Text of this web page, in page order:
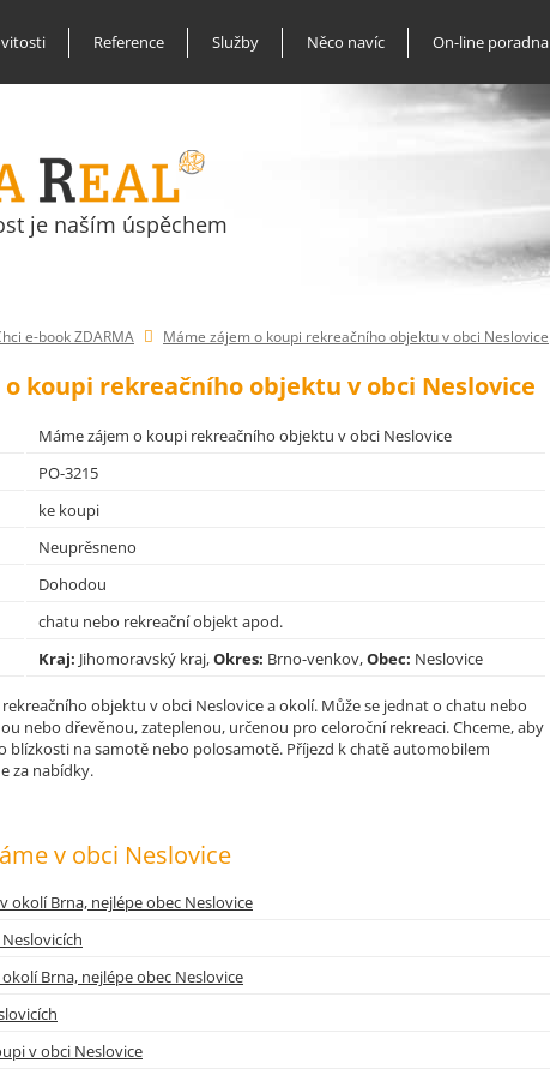
Reference Služby Něco navíc On-line poradna
je naším úspěchem
e-book ZDARMA Máme zájem o koupi rekreačního objektu v obci Neslovice
koupi rekreačního objektu v obci Neslovice
Máme zájem o koupi rekreačního objektu v obci Neslovice
PO-3215
ke koupi
Neuprěsneno
Dohodou
chatu nebo rekreační objekt apod.
Kraj: Jihomoravský kraj,Okres: Brno-venkov,Obec: Neslovice
objektu v obci Neslovice a okolí. Může se jednat o chatu nebo
nebo dřevěnou, zateplenou, určenou pro celoroční rekreaci. Chceme, aby
blízkosti na samotě nebo polosamotě. Příjezd k chatě automobilem
za nabídky.
v obci Neslovice
okolí Brna, nejlépe obec Neslovice
Brna, nejlépe obec Neslovice
v obci Neslovice